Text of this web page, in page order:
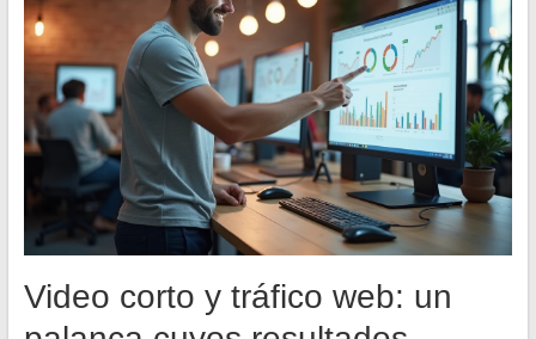
Video corto y tráfico web: un